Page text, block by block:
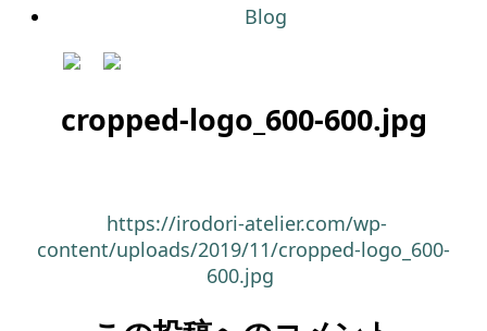
Blog
cropped-logo_600-600.jpg
https://irodori-atelier.com/wp-
content/uploads/2019/11/cropped-logo_600-
600.jpg